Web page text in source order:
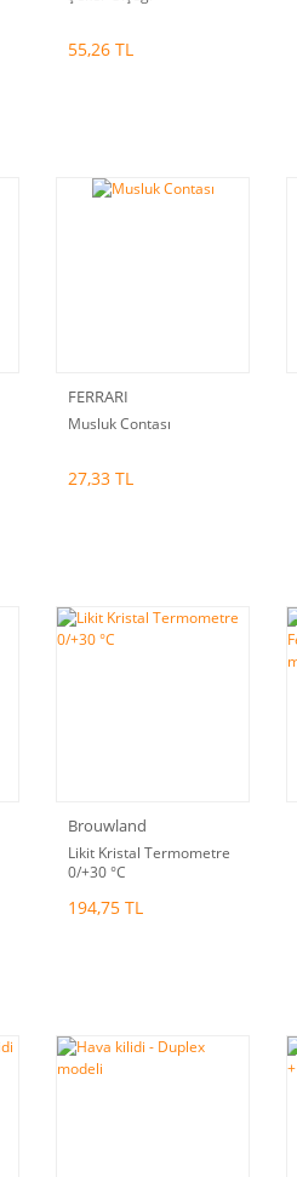
55,26 TL
FERRARI
Musluk Contası
27,33 TL
Brouwland
Likit Kristal Termometre
0/+30 °C
194,75 TL